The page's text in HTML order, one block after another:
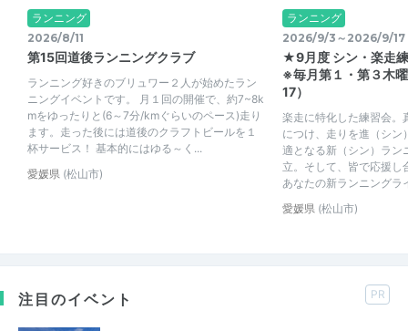
ランニング
2026/8/11
第15回道後ランニングクラブ
ランニング好きのブリュワー２人が始めたラン
ニングイベントです。 月１回の開催で、約7~8k
mをゆったりと(6～7分/kmぐらいのペース)走り
ます。走った後には道後のクラフトビールを１
杯サービス！ 基本的にはゆる～く...
愛媛県 (松山市)
ランニング
2026/9/3～2026/9/17
★9月度 シン・楽走
※毎月第１・第３木
17）
楽走に特化した練習会。
につけ、走りを進（シン
適となる新（シン）ラン
立。そして、皆で応援し
あなたの新ランニングラ
愛媛県 (松山市)
注目のイベント PR